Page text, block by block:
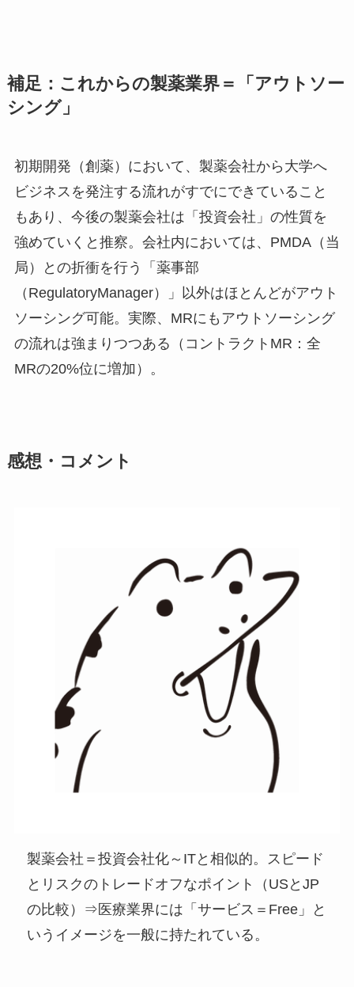
補足：これからの製薬業界＝「アウトソー
シング」
初期開発（創薬）において、製薬会社から大学へ
ビジネスを発注する流れがすでにできていること
もあり、今後の製薬会社は「投資会社」の性質を
強めていくと推察。会社内においては、PMDA（当
局）との折衝を行う「薬事部
（RegulatoryManager）」以外はほとんどがアウト
ソーシング可能。実際、MRにもアウトソーシング
の流れは強まりつつある（コントラクトMR：全
MRの20%位に増加）。
感想・コメント
製薬会社＝投資会社化～ITと相似的。スピード
とリスクのトレードオフなポイント（USとJP
の比較）⇒医療業界には「サービス＝Free」と
いうイメージを一般に持たれている。